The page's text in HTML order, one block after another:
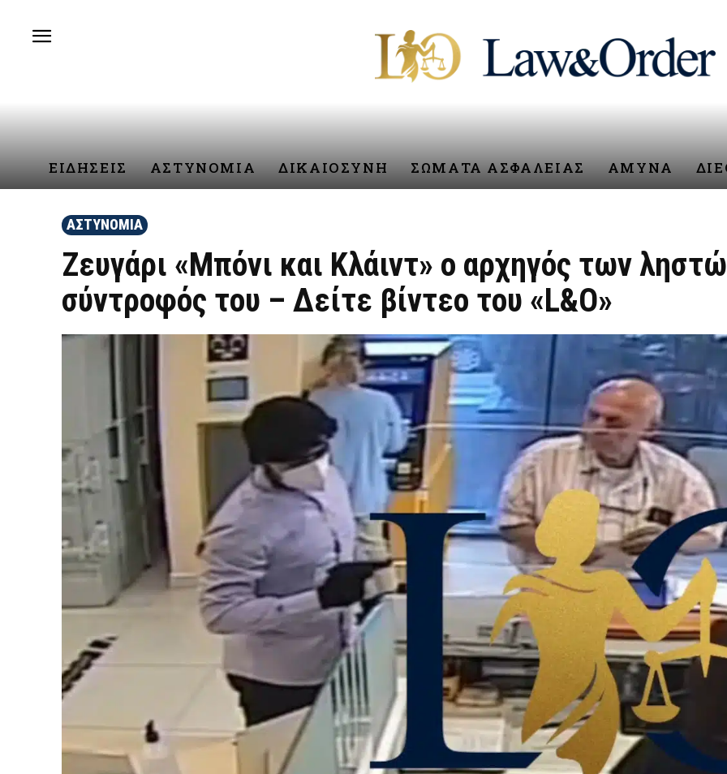
ΕΙΔΗΣΕΙΣ ΑΣΤΥΝΟΜΙΑ ΔΙΚΑΙΟΣΥΝΗ ΣΩΜΑΤΑ ΑΣΦΑΛΕΙΑΣ ΑΜΥΝΑ
ΑΣΤΥΝΟΜΙΑ
Ζευγάρι «Μπόνι και Κλάιντ» ο αρχηγός των
σύντροφός του – Δείτε βίντεο του «L&O»